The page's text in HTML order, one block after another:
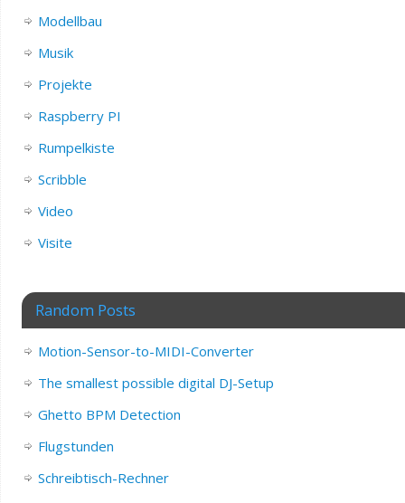
Modellbau
Musik
Projekte
Raspberry PI
Rumpelkiste
Scribble
Video
Visite
Random Posts
Motion-Sensor-to-MIDI-Converter
The smallest possible digital DJ-Setup
Ghetto BPM Detection
Flugstunden
Schreibtisch-Rechner